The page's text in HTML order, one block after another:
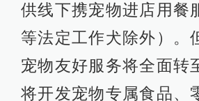
供线下携宠物进店用餐
等法定工作犬除外）。
宠物友好服务将全面转
将开发宠物专属食品、